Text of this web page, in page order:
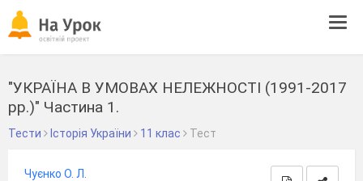
"УКРАЇНА В УМОВАХ НЕЛЕЖНОСТІ (1991-2017
рр.)" Частина 1.
Тести Історія України 11 клас Тест
Чуєнко О. Л.